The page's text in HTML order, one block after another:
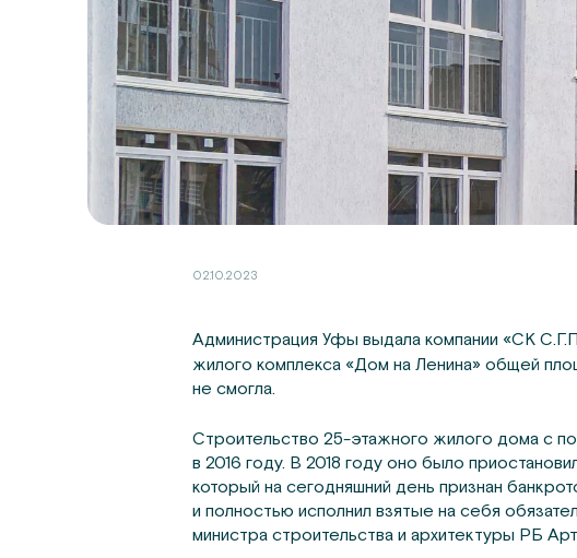
02.10.2023
Администрация Уфы выдала компании «СК
жилого комплекса «Дом на Ленина» общей
не смогла.
Строительство 25-этажного жилого дома с
в 2016 году. В 2018 году оно было
который на сегодняшний день признан
и полностью исполнил взятые на себя
министра строительства и архитектуры РБ